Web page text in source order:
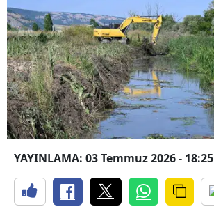
YAYINLAMA: 03 Temmuz 2026 - 18:25